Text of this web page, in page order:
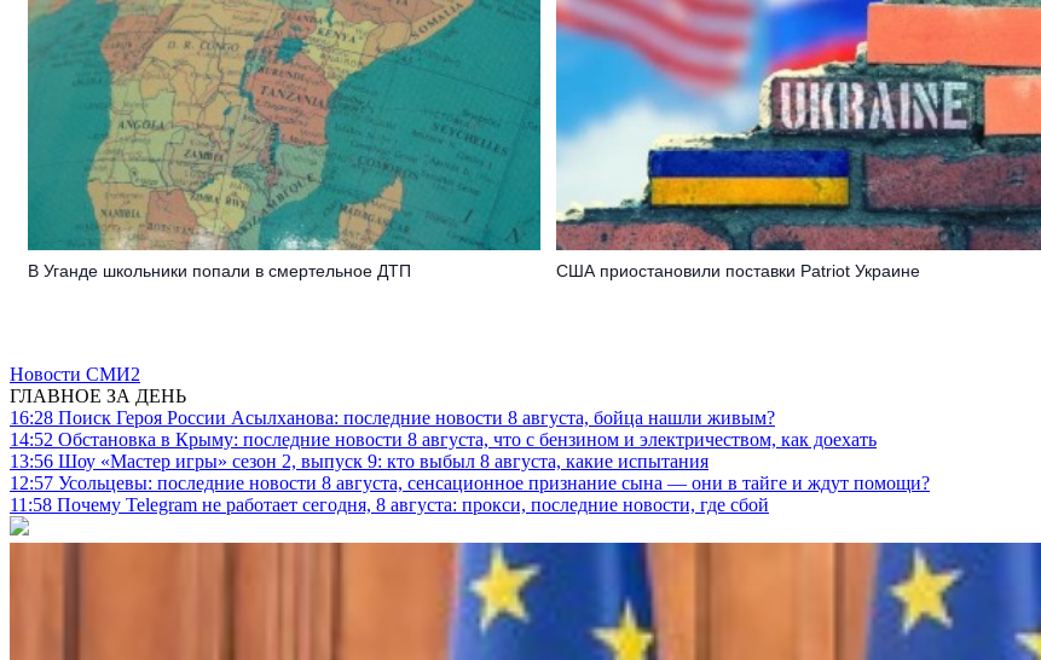
В Уганде школьники попали в смертельное ДТП США приостановили поставки Patriot Украине
Новости СМИ2
ГЛАВНОЕ ЗА ДЕНЬ
16:28 Поиск Героя России Асылханова: последние новости 8 августа, бойца нашли живым?
14:52 Обстановка в Крыму: последние новости 8 августа, что с бензином и электричеством, как доехать
13:56 Шоу «Мастер игры» сезон 2, выпуск 9: кто выбыл 8 августа, какие испытания
12:57 Усольцевы: последние новости 8 августа, сенсационное признание сына — они в тайге и ждут помощи?
11:58 Почему Telegram не работает сегодня, 8 августа: прокси, последние новости, где сбой